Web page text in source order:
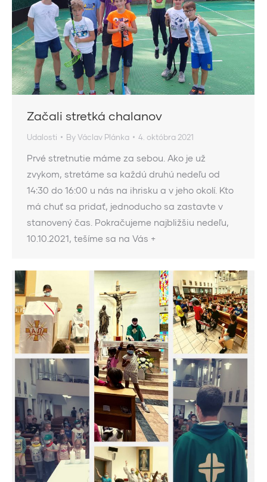
Začali stretká chalanov
Udalosti ByVáclav Plánka 4. októbra 2021
Prvé stretnutie máme za sebou. Ako je už
zvykom, stretáme sa každú druhú nedeľu od
14:30 do 16:00 u nás na ihrisku a v jeho okolí. Kto
má chuť sa pridať, jednoducho sa zastavte v
stanovený čas. Pokračujeme najbližšiu nedeľu,
10.10.2021, tešíme sa na Vás +